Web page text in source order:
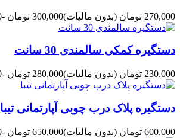
270,000 تومان (بدون مالیات)300,000 تومان -30,000 تومان
دستگیره کمکی سالمندی 30 سانت
230,000 تومان (بدون مالیات)280,000 تومان -50,000 تومان
دستگیره پلاک درب چوبی آپارتمانی تیبا
600,000 تومان (بدون مالیات)650,000 تومان -50,000 تومان